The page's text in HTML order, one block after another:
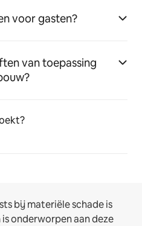
voor gasten?
van toepassing
bij materiële schade is
onderworpen aan deze